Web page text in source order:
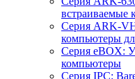
встраиваемые
Серия ARK-
компьютеры
Серия eBOX:
компьютеры
Серия IPC: